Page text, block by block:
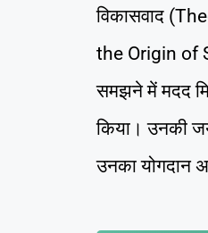
विकासवाद
the Origin of
समझने में मदद
किया। उनकी
उनका योगदान